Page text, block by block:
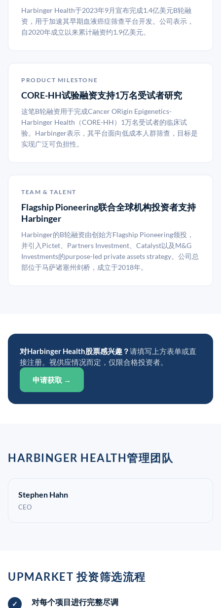
Harbinger Health于2023年9月宣布完成1.4亿美元B轮融
资，用于加速其早期血液癌症筛查平台开发。公司表示，
自2020年成立以来累计融资约1.9亿美元。
PRODUCT MILESTONE
CORE-HH试验融资支持1万名受试者研究
这笔B轮融资用于完成Cancer ORigin Epigenetics-
Harbinger Health（CORE-HH）1万名受试者的临床试
验。Harbinger表示，其平台面向低成本人群筛查，目标是
实现广泛可负担性。
TEAM & TALENT
Flagship Pioneering联合全球机构投资者支持
Harbinger
Harbinger的B轮融资由创始方Flagship Pioneering领投，
并引入Pictet、Partners Investment、Catalyst以及M&G
Investments的purpose-led private assets strategy。公司总
部位于马萨诸塞州剑桥，成立于2018年。
对Harbinger Health股票感兴趣？请填写上方表单或直
接注册。视供应情况而定，仅限合格投资者。
申请获取 →
HARBINGER HEALTH管理团队
Stephen Hahn
CEO
UPMARKET 投资筛选流程
对每个项目进行完整尽调